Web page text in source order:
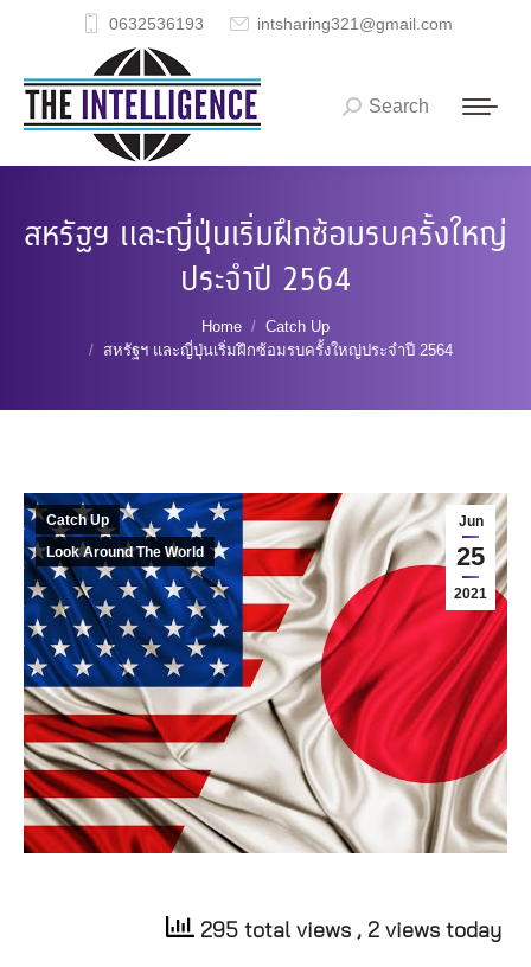
0632536193 intsharing321@gmail.com
Search:
Search
สหรัฐฯ และญี่ปุ่นเริ่มฝึกซ้อมรบครั้งใหญ่
ประจำปี 2564
Home
Catch Up
สหรัฐฯ และญี่ปุ่นเริ่มฝึกซ้อมรบครั้งใหญ่ประจำปี 2564
Jun
25
2021
Catch Up
Look Around The World
295 total views , 2 views today